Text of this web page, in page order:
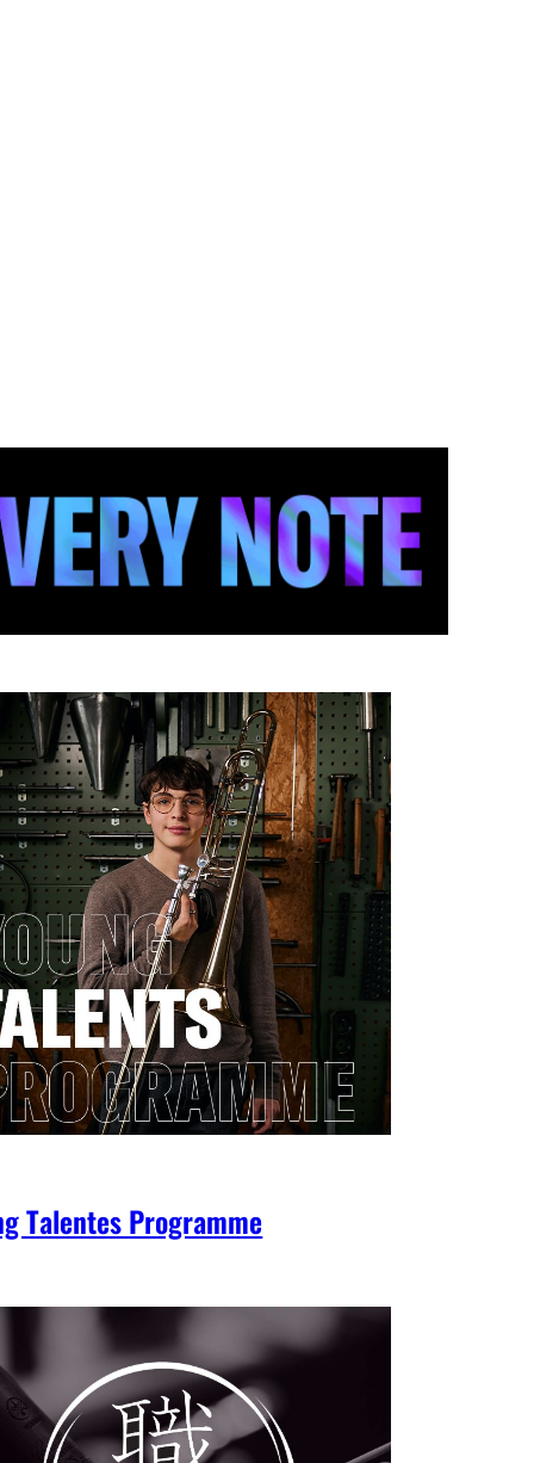
Talentes Programme